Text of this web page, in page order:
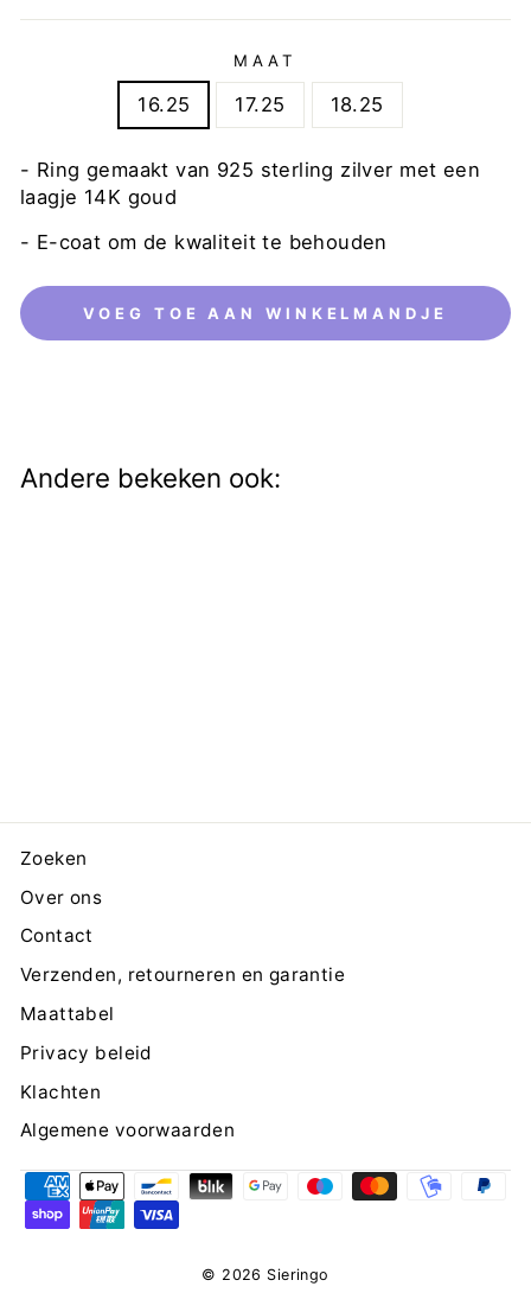
MAAT
16.25 17.25 18.25
- Ring gemaakt van 925 sterling zilver met een
laagje 14K goud
- E-coat om de kwaliteit te behouden
VOEG TOE AAN WINKELMANDJE
Andere bekeken ook:
Zoeken
Over ons
Contact
Verzenden, retourneren en garantie
Maattabel
Privacy beleid
Klachten
Algemene voorwaarden
© 2026 Sieringo